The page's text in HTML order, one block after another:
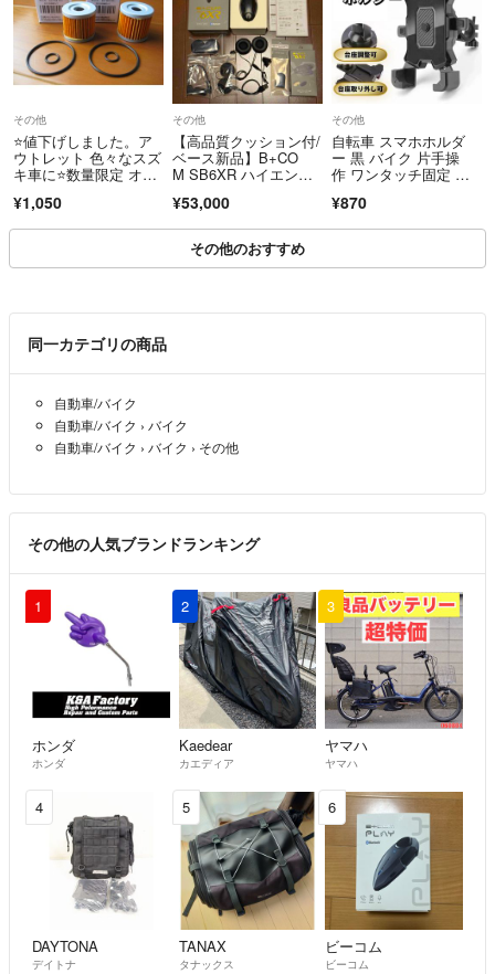
その他
⭐値下げしました。ア
ウトレット 色々なスズ
キ車に⭐数量限定 オイ
個セット GSX125 アド
¥1,050
その他
【高品質クッション付/
ベース新品】B+CO
M SB6XR ハイエン
ン
¥53,000
その他
自転車 スマホホルダ
ー 黒 バイク 片手操
作 ワンタッチ固定 振
¥870
その他のおすすめ
同一カテゴリの商品
自動車/バイク
自動車/バイク › バイク
自動車/バイク › バイク › その他
その他の人気ブランドランキング
1
ホンダ
ホンダ
2
Kaedear
カエディア
3
ヤマハ
ヤマハ
4
DAYTONA
デイトナ
5
TANAX
タナックス
6
ビーコム
ビーコム